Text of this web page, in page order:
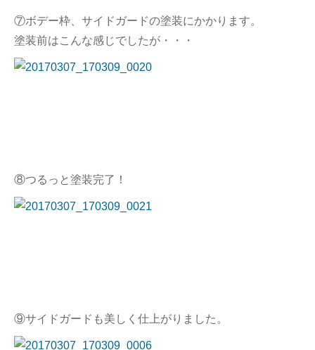
⑦ボデー枠、サイドガードの塗装にかかります。
塗装前はこんな感じでしたが・・・
⑧つるっと塗装完了！
⑨サイドガードも美しく仕上がりました。